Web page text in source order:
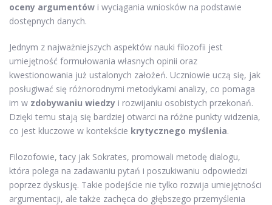
oceny argumentów i wyciągania wniosków na podstawie
dostępnych danych.
Jednym z najważniejszych aspektów nauki filozofii jest
umiejętność formułowania własnych opinii oraz
kwestionowania już ustalonych założeń. Uczniowie uczą się, jak
posługiwać się różnorodnymi metodykami analizy, co pomaga
im w zdobywaniu wiedzy i rozwijaniu osobistych przekonań.
Dzięki temu stają się bardziej otwarci na różne punkty widzenia,
co jest kluczowe w kontekście krytycznego myślenia.
Filozofowie, tacy jak Sokrates, promowali metodę dialogu,
która polega na zadawaniu pytań i poszukiwaniu odpowiedzi
poprzez dyskusję. Takie podejście nie tylko rozwija umiejętności
argumentacji, ale także zachęca do głębszego przemyślenia